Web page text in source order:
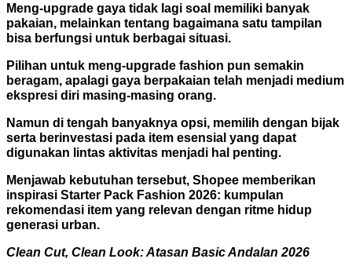
Meng-upgrade gaya tidak lagi soal memiliki banyak
pakaian, melainkan tentang bagaimana satu tampilan
bisa berfungsi untuk berbagai situasi.
Pilihan untuk meng-upgrade fashion pun semakin
beragam, apalagi gaya berpakaian telah menjadi medium
ekspresi diri masing-masing orang.
Namun di tengah banyaknya opsi, memilih dengan bijak
serta berinvestasi pada item esensial yang dapat
digunakan lintas aktivitas menjadi hal penting.
Menjawab kebutuhan tersebut, Shopee memberikan
inspirasi Starter Pack Fashion 2026: kumpulan
rekomendasi item yang relevan dengan ritme hidup
generasi urban.
Clean Cut, Clean Look: Atasan Basic Andalan 2026